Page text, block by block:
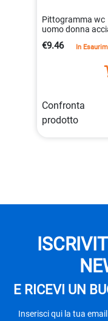
Pittogramma wc
uomo donna
4005546401096
€9.46 In
Confronta
prodotto
E RICEVI UN
Inserisci qui la tua